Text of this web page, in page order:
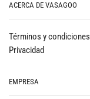
ACERCA DE VASAGOO
Términos y condiciones
Privacidad
EMPRESA